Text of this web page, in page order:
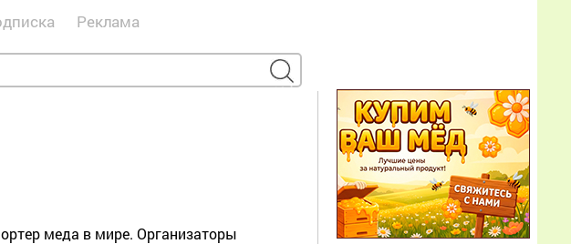
Реклама
меда в мире. Организаторы